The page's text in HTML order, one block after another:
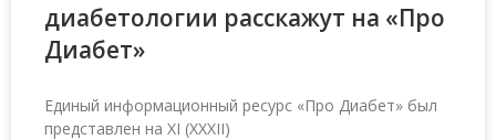
диабетологии расскажут на «Про
Диабет»
Единый информационный ресурс «Про Диабет» был
представлен на XI (XXXII)